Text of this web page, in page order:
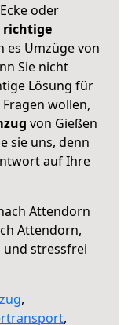
oder
richtige
es Umzüge von
Sie nicht
Lösung für
wollen,
von Gießen
sie uns, denn
auf Ihre
Attendorn
Attendorn,
und stressfrei
,
,